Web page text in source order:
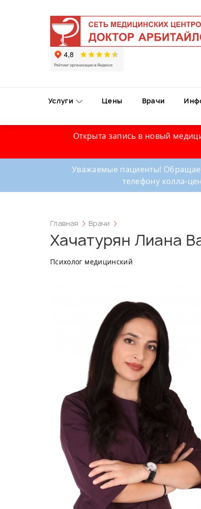
Услуги Цены Врачи
Открыта запись в новый
Уважаемые пациенты!
телефону колла-
Главная Врачи
Хачатурян Лиана
Психолог медицинский